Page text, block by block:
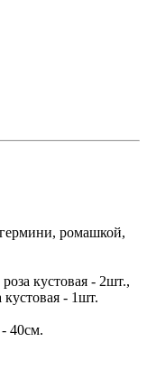
ромашкой,
кустовая - 2шт.,
- 1шт.
40см.